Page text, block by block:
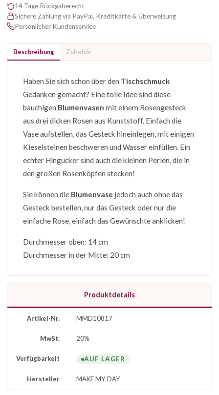
14 Tage Rückgaberecht
Sichere Zahlung via PayPal, Kreditkarte & Überweisung
Persönlicher Kundenservice
Beschreibung Zubehör
Haben Sie sich schon über den Tischschmuck
Gedanken gemacht? Eine tolle Idee sind diese
bauchigen Blumenvasen mit einem Rosengesteck
aus drei dicken Rosen aus Kunststoff. Einfach die
Vase aufstellen, das Gesteck hineinlegen, mit einigen
Kieselsteinen beschweren und Wasser einfüllen. Ein
echter Hingucker sind auch die kleinen Perlen, die in
den großen Rosenköpfen stecken!
Sie können die Blumenvase jedoch auch ohne das
Gesteck bestellen, nur das Gesteck oder nur die
einfache Rose, einfach das Gewünschte anklicken!
Durchmesser oben: 14 cm
Durchmesser in der Mitte: 20 cm
Produktdetails
Artikel-Nr. MMD10817
MwSt. 20%
Verfügbarkeit AUF LAGER
Hersteller MAKE MY DAY